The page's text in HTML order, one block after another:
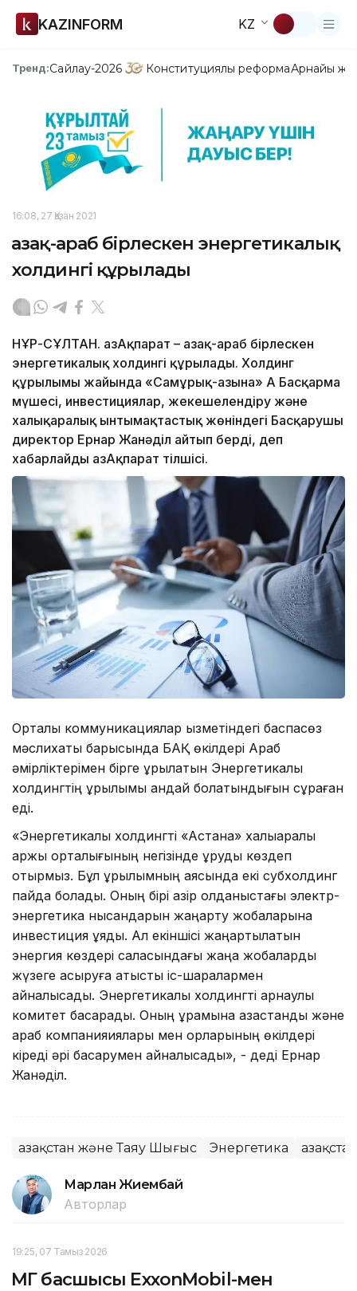
KAZINFORM KZ
Тренд:Сайлау-2026 Конституциялық реформаАрнайы
16:08, 27 Қазан 2021
Қазақ-араб бірлескен энергетикалық
холдингі құрылады
НҰР-СҰЛТАН. ҚазАқпарат – Қазақ-араб бірлескен
энергетикалық холдингі құрылады. Холдинг
құрылымы жайында «Самұрық-Қазына» АҚ Басқарма
мүшесі, инвестициялар, жекешелендіру және
халықаралық ынтымақтастық жөніндегі Басқарушы
директор Ернар Жанәділ айтып берді, деп
хабарлайды ҚазАқпарат тілшісі.
Орталық коммуникациялар қызметіндегі баспасөз
мәслихаты барысында БАҚ өкілдері Араб
әмірліктерімен бірге құрылатын Энергетикалық
холдингтің құрылымы қандай болатындығын сұраған
еді.
«Энергетикалық холдингті «Астана» халықаралық
қаржы орталығының негізінде құруды көздеп
отырмыз. Бұл құрылымның аясында екі субхолдинг
пайда болады. Оның бірі қазір қолданыстағы электр-
энергетика нысандарын жаңарту жобаларына
инвестиция құяды. Ал екіншісі жаңартылатын
энергия көздері саласындағы жаңа жобаларды
жүзеге асыруға қатысты іс-шаралармен
айналысады. Энергетикалық холдингті арнаулы
комитет басқарады. Оның құрамына қазақстандық және
араб компанияиялары мен қорларының өкілдері
кіреді әрі басқарумен айналысады», - деді Ернар
Жанәділ.
Қазақстан және Таяу Шығыс Энергетика
Марлан Жиембай
Авторлар
19:25, 07 Тамыз 2026
ҚМГ басшысы ExxonMobil-мен